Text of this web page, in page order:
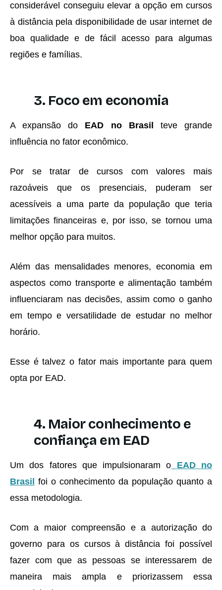
considerável conseguiu elevar a opção em cursos
à distância pela disponibilidade de usar internet de
boa qualidade e de fácil acesso para algumas
regiões e famílias.
3. Foco em economia
A expansão do EAD no Brasil
teve grande
influência no fator econômico.
Por se tratar de cursos com valores mais
razoáveis que os presenciais, puderam ser
acessíveis a uma parte da população que teria
limitações financeiras e, por isso, se tornou uma
melhor opção para muitos.
Além das mensalidades menores, economia em
aspectos como transporte e alimentação também
influenciaram nas decisões, assim como o ganho
em tempo e versatilidade de estudar no melhor
horário.
Esse é talvez o fator mais importante para quem
opta por EAD.
4. Maior conhecimento e
confiança em EAD
Um dos fatores que impulsionaram o
EAD no
Brasil
foi o conhecimento da população quanto a
essa metodologia.
Com a maior compreensão e a autorização do
governo para os cursos à distância foi possível
fazer com que as pessoas se interessarem de
maneira mais ampla e priorizassem essa